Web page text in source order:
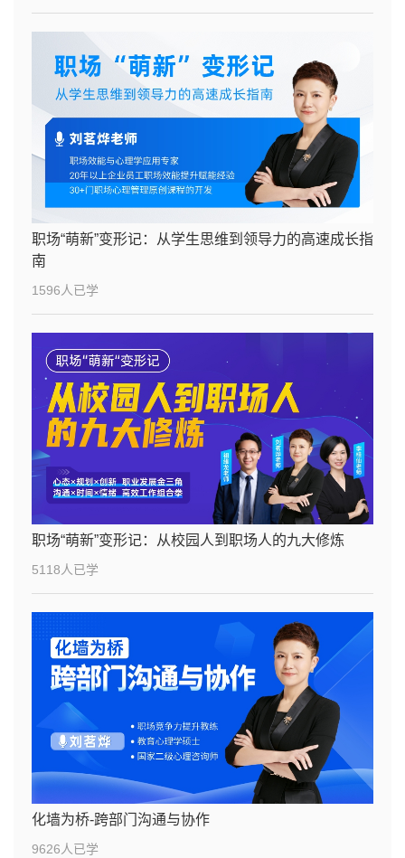
职场“萌新”变形记：从学生思维到领导力的高速成长指
南
1596人已学
职场“萌新”变形记：从校园人到职场人的九大修炼
5118人已学
化墙为桥-跨部门沟通与协作
9626人已学